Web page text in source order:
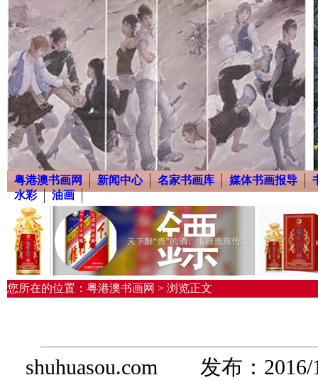
粤港澳书画网 新闻中心 名家书画库 媒体书画报导
水彩
油画
您所在的位置：粤港澳书画网 > 浏览正文
shuhuasou.com 发布：